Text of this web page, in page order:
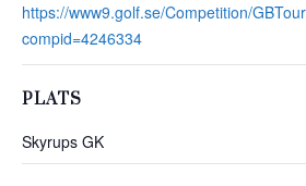
https://www9.golf.se/Competition/
compid=4246334
PLATS
Skyrups GK